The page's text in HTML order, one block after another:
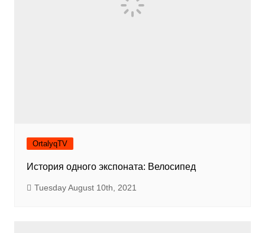
OrtalyqTV
История одного экспоната: Велосипед
Tuesday August 10th, 2021